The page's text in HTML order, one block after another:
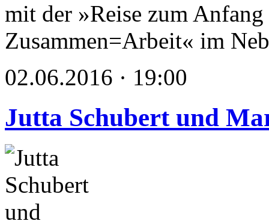
mit der »Reise zum
Zusammen=Arbeit« im
02.06.2016 · 19:00
Jutta Schubert und